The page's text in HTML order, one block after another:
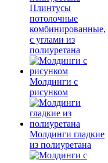
Плинтусы
потолочные
комбинированные,
с углами из
полиуретана
Молдинги c
рисунком
Молдинги гладкие
из полиуретана